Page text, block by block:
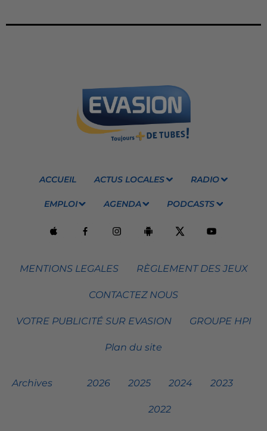
ACCUEIL ACTUS LOCALES RADIO
EMPLOI AGENDA PODCASTS
MENTIONS LEGALES RÈGLEMENT DES JEUX
CONTACTEZ NOUS
VOTRE PUBLICITÉ SUR EVASION GROUPE HPI
Plan du site
Archives 2026 2025 2024 2023
2022